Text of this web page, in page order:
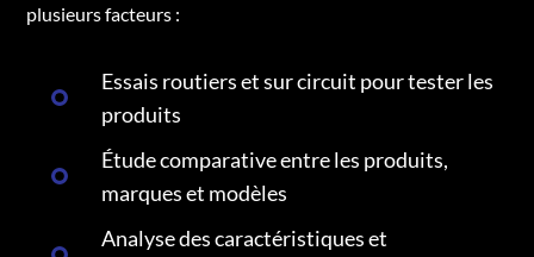
plusieurs facteurs :
Essais routiers et sur circuit pour tester les
produits
Étude comparative entre les produits,
marques et modèles
Analyse des caractéristiques et